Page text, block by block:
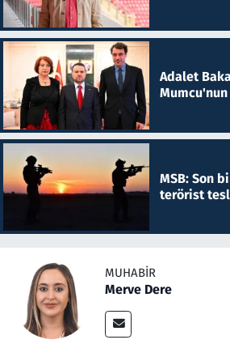
Adalet
MSB: Son
terörist
MUHABIR
Merve Dere